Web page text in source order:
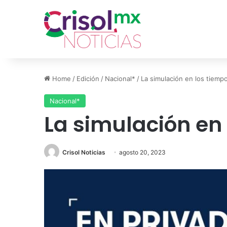
Home / Edición / Nacional* / La simulación en los
Nacional*
La simulación
Crisol Noticias agosto 20, 2023